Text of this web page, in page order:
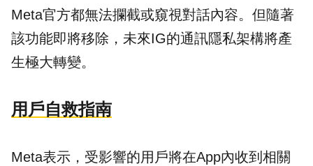
Meta官方都無法攔截或窺視對話內容。但隨著
該功能即將移除，未來IG的通訊隱私架構將產
生極大轉變。
用戶自救指南
Meta表示，受影響的用戶將在App內收到相關